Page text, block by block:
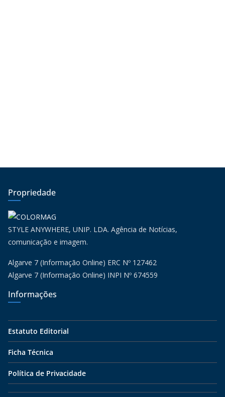
Propriedade
STYLE ANYWHERE, UNIP. LDA. Agência de Notícias,
comunicação e imagem.
Algarve 7 (Informação Online) ERC Nº 127462
Algarve 7 (Informação Online) INPI Nº 674559
Informações
Estatuto Editorial
Ficha Técnica
Política de Privacidade